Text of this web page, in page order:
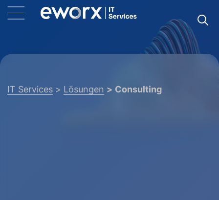
IT Services Lösungen Consulting